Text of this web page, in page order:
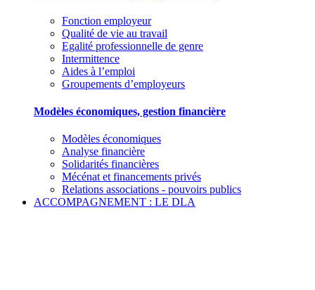
Fonction employeur
Qualité de vie au travail
Egalité professionnelle de genre
Intermittence
Aides à l’emploi
Groupements d’employeurs
Modèles économiques, gestion financière
Modèles économiques
Analyse financière
Solidarités financières
Mécénat et financements privés
Relations associations - pouvoirs publics
ACCOMPAGNEMENT : LE DLA